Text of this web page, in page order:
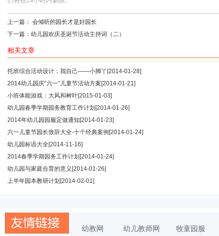
上一篇： 会倾听的园长才是好园长
下一篇： 幼儿园欢庆圣诞节活动主持词（二）
相关文章
托班综合活动设计：我自己——小脚丫 [2014-01-28]
2014幼儿园庆“六一”儿童节活动方案 [2014-01-21]
小班体能游戏：大风和树叶[2015-01-03]
幼儿园春季学期园务教育工作计划 [2014-01-26]
2014年幼儿园园服定做通知 [2014-01-23]
六一儿童节园长致辞大全-十个经典案例 [2014-01-24]
幼儿园标语大全[2014-11-16]
2014春季学期园务工作计划 [2014-01-24]
幼儿园与家庭合育的意义 [2014-01-26]
上半年园本教研计划 [2014-02-01]
幼教网 幼儿教师网 牧童园服